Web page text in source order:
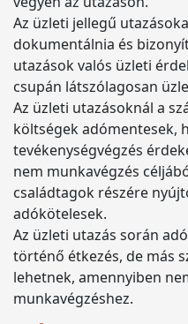
Az üzleti jellegű
dokumentálnia és
utazások valós üzleti
csupán látszólagosan
Az üzleti utazásoknál a
költségek adómentesek,
tevékenységvégzés
nem munkavégzés
családtagok részére
adókötelesek.
Az üzleti utazás során
történő étkezés, de más
lehetnek, amennyiben
munkavégzéshez.